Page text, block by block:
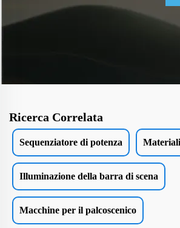
Ricerca Correlata
Sequenziatore di potenza
Illuminazione della barra di scena
Macchine per il palcoscenico